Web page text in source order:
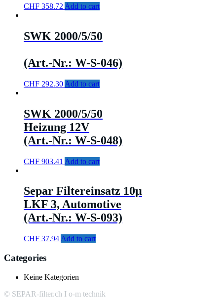
CHF 358.72 Add to cart
SWK 2000/5/50
(Art.-Nr.: W-S-046)
CHF 292.30 Add to cart
SWK 2000/5/50
Heizung 12V
(Art.-Nr.: W-S-048)
CHF 903.41 Add to cart
Separ Filtereinsatz 10µ
LKF 3, Automotive
(Art.-Nr.: W-S-093)
CHF 37.94 Add to cart
Categories
Keine Kategorien
© SEPAR-filter.ch I o-m technik